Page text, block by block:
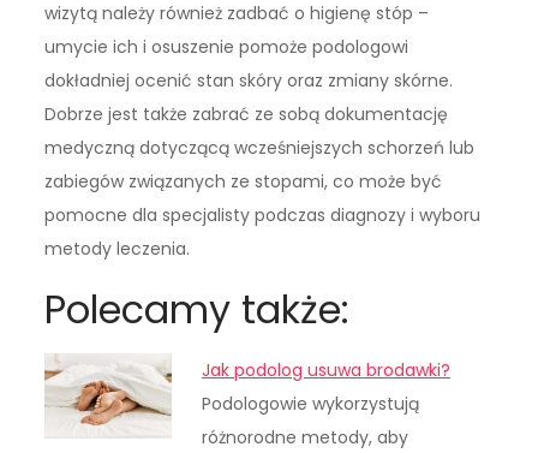
wizytą należy również zadbać o higienę stóp –
umycie ich i osuszenie pomoże podologowi
dokładniej ocenić stan skóry oraz zmiany skórne.
Dobrze jest także zabrać ze sobą dokumentację
medyczną dotyczącą wcześniejszych schorzeń lub
zabiegów związanych ze stopami, co może być
pomocne dla specjalisty podczas diagnozy i wyboru
metody leczenia.
Polecamy także:
Jak podolog usuwa brodawki?
Podologowie wykorzystują
różnorodne metody, aby